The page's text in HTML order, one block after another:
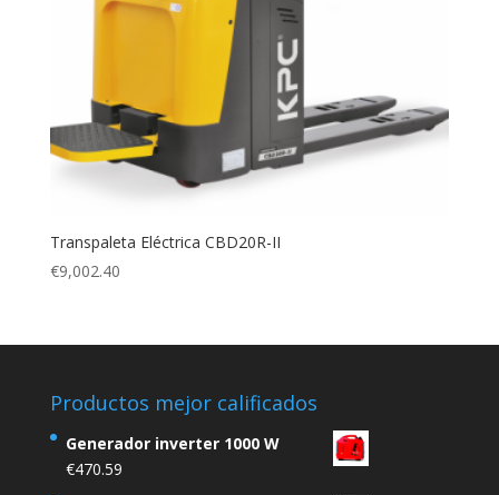
Transpaleta Eléctrica CBD20R-II
€9,002.40
Productos mejor calificados
Generador inverter 1000 W
€470.59